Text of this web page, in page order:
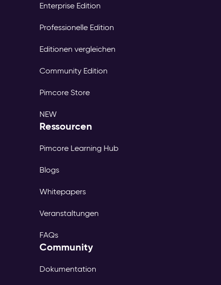
Enterprise Edition
Professionelle Edition
Editionen vergleichen
Community Edition
Pimcore Store
NEW
Ressourcen
Pimcore Learning Hub
Blogs
Whitepapers
Veranstaltungen
FAQs
Community
Dokumentation